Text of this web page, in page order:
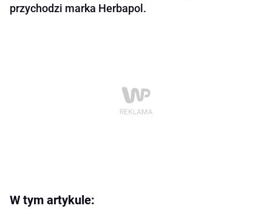
przychodzi marka Herbapol.
W tym artykule: